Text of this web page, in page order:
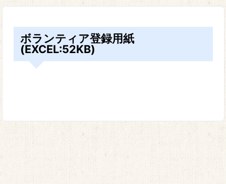
ボランティア登録用紙
(EXCEL:52KB)